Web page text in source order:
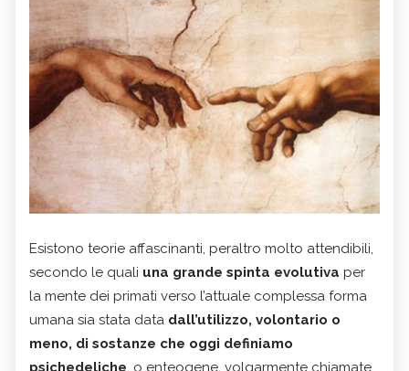
Esistono teorie affascinanti, peraltro molto attendibili,
secondo le quali una grande spinta evolutiva per
la mente dei primati verso l’attuale complessa forma
umana sia stata data dall’utilizzo, volontario o
meno, di sostanze che oggi definiamo
psichedeliche, o enteogene, volgarmente chiamate